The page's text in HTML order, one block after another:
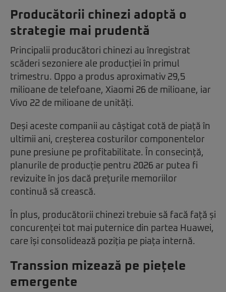
Producătorii chinezi adoptă o
strategie mai prudentă
Principalii producători chinezi au înregistrat
scăderi sezoniere ale producției în primul
trimestru. Oppo a produs aproximativ 29,5
milioane de telefoane, Xiaomi 26 de milioane, iar
Vivo 22 de milioane de unități.
Deși aceste companii au câștigat cotă de piață în
ultimii ani, creșterea costurilor componentelor
pune presiune pe profitabilitate. În consecință,
planurile de producție pentru 2026 ar putea fi
revizuite în jos dacă prețurile memoriilor
continuă să crească.
În plus, producătorii chinezi trebuie să facă față și
concurenței tot mai puternice din partea Huawei,
care își consolidează poziția pe piața internă.
Transsion mizează pe piețele
emergente